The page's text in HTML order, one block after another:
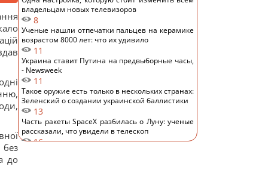
до
владельцам новых телевизоров
8
Ученые нашли отпечатки пальцев на керамике
возрастом 8000 лет: что их удивило
11
Украина ставит Путина на предвыборные часы,
- Newsweek
11
Такое оружие есть только в нескольких странах:
Зеленский о создании украинской баллистики
13
Часть ракеты SpaceX разбилась о Луну: ученые
рассказали, что увидели в телескоп
16